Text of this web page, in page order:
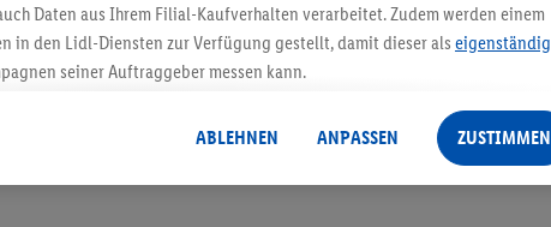
Gutschein sichern!
Daten aus Ihrem Filial-Kaufverhalten verarbeitet. Zudem werden einem
in den Lidl-Diensten zur Verfügung gestellt, damit dieser als eigenständig
seiner Auftraggeber messen kann.
von Daten (z.B. über Ihre Nutzung der Lidl-Dienste, Ihr
aus Ihrem Kundenkonto - z.B. Alter oder Geschlecht - sowie Ihre
Endgeräte und Lidl-Dienste hinweg einschließlich dem Speichern von
ABLEHNEN ANPASSEN ZUSTIMMEN